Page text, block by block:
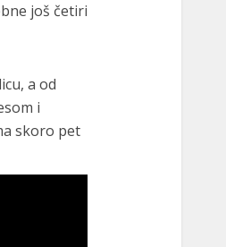
još četiri
a od
i
skoro pet